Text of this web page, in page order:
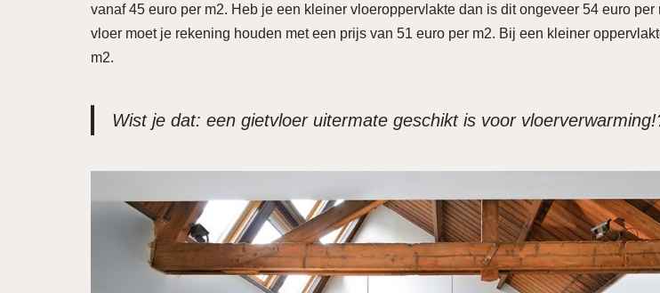
vanaf 45 euro per m2. Heb je een kleiner vloeroppervlakte dan is dit ongeveer 54 euro per
vloer moet je rekening houden met een prijs van 51 euro per m2. Bij een kleiner
m2.
Wist je dat: een gietvloer uitermate geschikt is voor